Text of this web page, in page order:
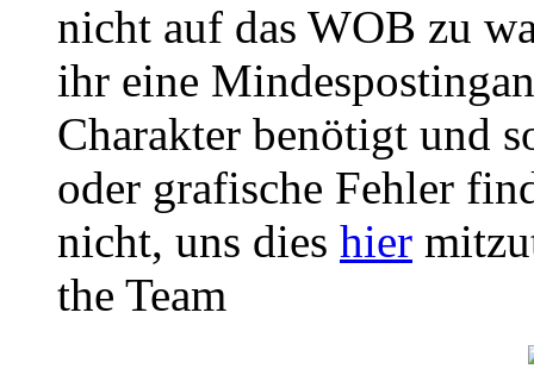
nicht auf das WOB zu
ihr eine
Charakter benötigt und
oder grafische Fehler
nicht, uns dies hier
the Team